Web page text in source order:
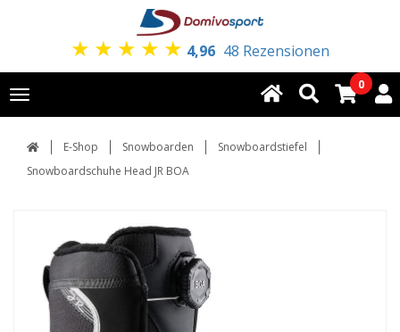
★ ★ ★ ★ ★ 4,96 48 Rezensionen
Toggle
navigation
0
E-Shop Snowboarden
Snowboardstiefel
Snowboardschuhe Head JR BOA